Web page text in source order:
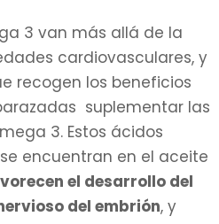
3 van más allá de la
cardiovasculares, y
recogen los beneficios
suplementar las
3. Estos ácidos
encuentran en el aceite
el desarrollo del
del embrión, y